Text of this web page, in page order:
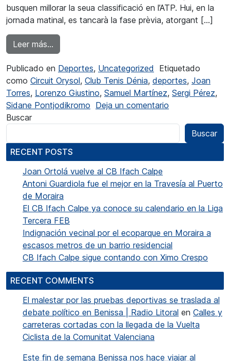
busquen millorar la seua classificació en l’ATP. Hui, en la
jornada matinal, es tancarà la fase prèvia, atorgant […]
Leer más…
Publicado en Deportes, Uncategorized
Etiquetado
como Circuit Orysol, Club Tenis Dénia, deportes, Joan
Torres, Lorenzo Giustino, Samuel Martínez, Sergi Pérez,
Sidane Pontjodikromo Deja un comentario
Buscar
Buscar
RECENT POSTS
Joan Ortolá vuelve al CB Ifach Calpe
Antoni Guardiola fue el mejor en la Travesía al Puerto
de Moraira
El CB Ifach Calpe ya conoce su calendario en la Liga
Tercera FEB
Indignación vecinal por el ecoparque en Moraira a
escasos metros de un barrio residencial
CB Ifach Calpe sigue contando con Ximo Crespo
RECENT COMMENTS
El malestar por las pruebas deportivas se traslada al
debate político en Benissa | Radio Litoral en Calles y
carreteras cortadas con la llegada de la Vuelta
Ciclista de la Comunitat Valenciana
Este fin de semana Benissa nos hace viajar al